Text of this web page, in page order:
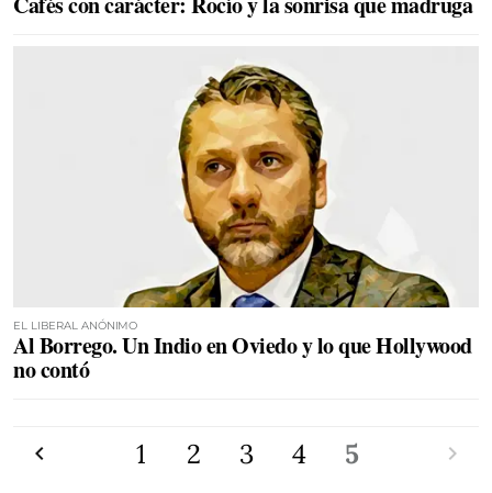
EL LIBERAL ANÓNIMO
Al Borrego. Un Indio en Oviedo y lo que Hollywood
no contó
1 2 3 4 5